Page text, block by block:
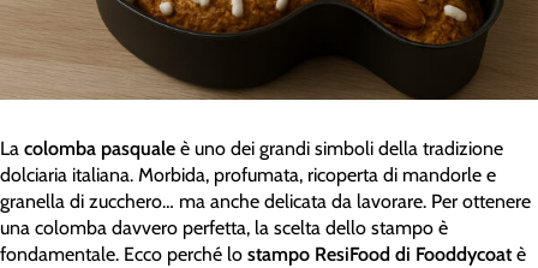
La colomba pasquale è uno dei grandi simboli della tradizione
dolciaria italiana. Morbida, profumata, ricoperta di mandorle e
granella di zucchero… ma anche delicata da lavorare. Per ottenere
una colomba davvero perfetta, la scelta dello stampo è
fondamentale. Ecco perché lo stampo ResiFood di Fooddycoatè